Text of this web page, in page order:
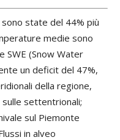
state del 44% più
medie sono
SWE (Snow Water
un deficit del 47%,
della regione,
settentrionali;
sul Piemonte
in alveo